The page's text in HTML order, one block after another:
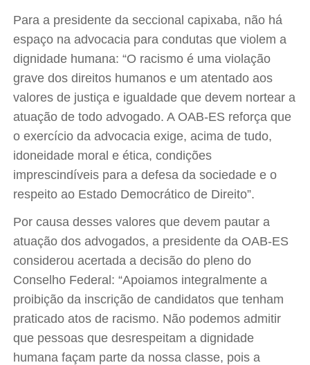
Para a presidente da seccional capixaba, não há
espaço na advocacia para condutas que violem a
dignidade humana: “O racismo é uma violação
grave dos direitos humanos e um atentado aos
valores de justiça e igualdade que devem nortear a
atuação de todo advogado. A OAB-ES reforça que
o exercício da advocacia exige, acima de tudo,
idoneidade moral e ética, condições
imprescindíveis para a defesa da sociedade e o
respeito ao Estado Democrático de Direito”.
Por causa desses valores que devem pautar a
atuação dos advogados, a presidente da OAB-ES
considerou acertada a decisão do pleno do
Conselho Federal: “Apoiamos integralmente a
proibição da inscrição de candidatos que tenham
praticado atos de racismo. Não podemos admitir
que pessoas que desrespeitam a dignidade
humana façam parte da nossa classe, pois a